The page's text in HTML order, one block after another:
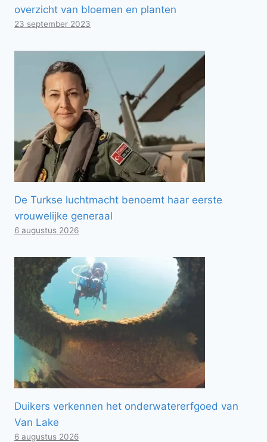
overzicht van bloemen en planten
23 september 2023
De Turkse luchtmacht benoemt haar eerste
vrouwelijke generaal
6 augustus 2026
Duikers verkennen het onderwatererfgoed van
Van Lake
6 augustus 2026